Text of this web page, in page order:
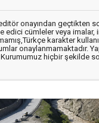
onayından geçtikten
edici cümleler veya imalar,
karakter
onaylanmamaktadır.
Kurumumuz hiçbir şekilde